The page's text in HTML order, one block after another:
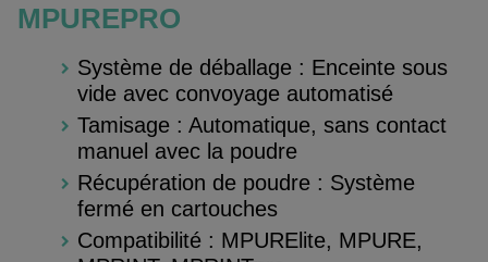
MPUREPRO
Système de déballage : Enceinte sous
vide avec convoyage automatisé
Tamisage : Automatique, sans contact
manuel avec la poudre
Récupération de poudre : Système
fermé en cartouches
Compatibilité : MPURElite, MPURE,